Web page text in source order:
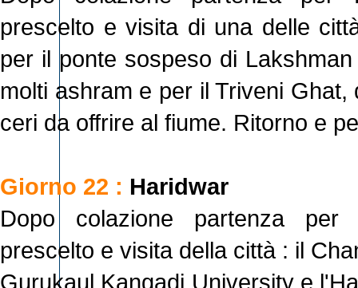
prescelto e visita di una delle
per il ponte sospeso di
molti ashram e per il Triveni
ceri da offrire al fiume. Ritorno e
Giorno 22 : Haridwar
Dopo colazione partenza per
prescelto e visita della città : il
Gurukaul Kangadi University e